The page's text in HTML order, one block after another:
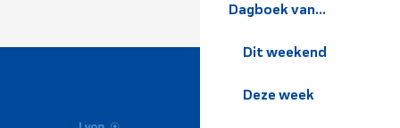
Dagboek van...
Dit weekend
Deze week